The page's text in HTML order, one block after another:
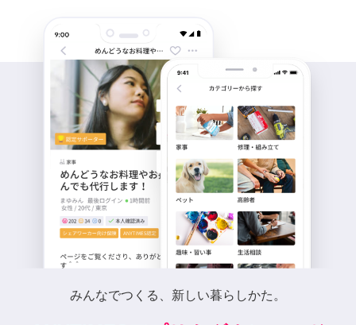
みんなでつくる、新しい暮らしかた。